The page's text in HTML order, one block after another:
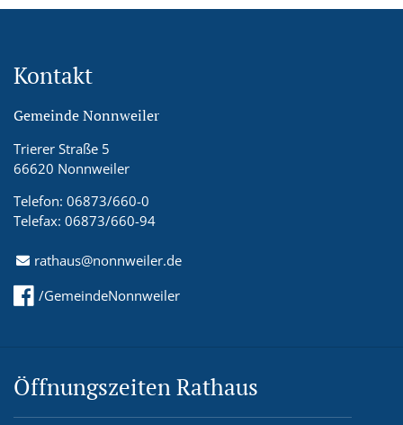
Kontakt
Gemeinde Nonnweiler
Trierer Straße 5
66620 Nonnweiler
Telefon: 06873/660-0
Telefax: 06873/660-94
rathaus@nonnweiler.de
/GemeindeNonnweiler
Öffnungszeiten Rathaus